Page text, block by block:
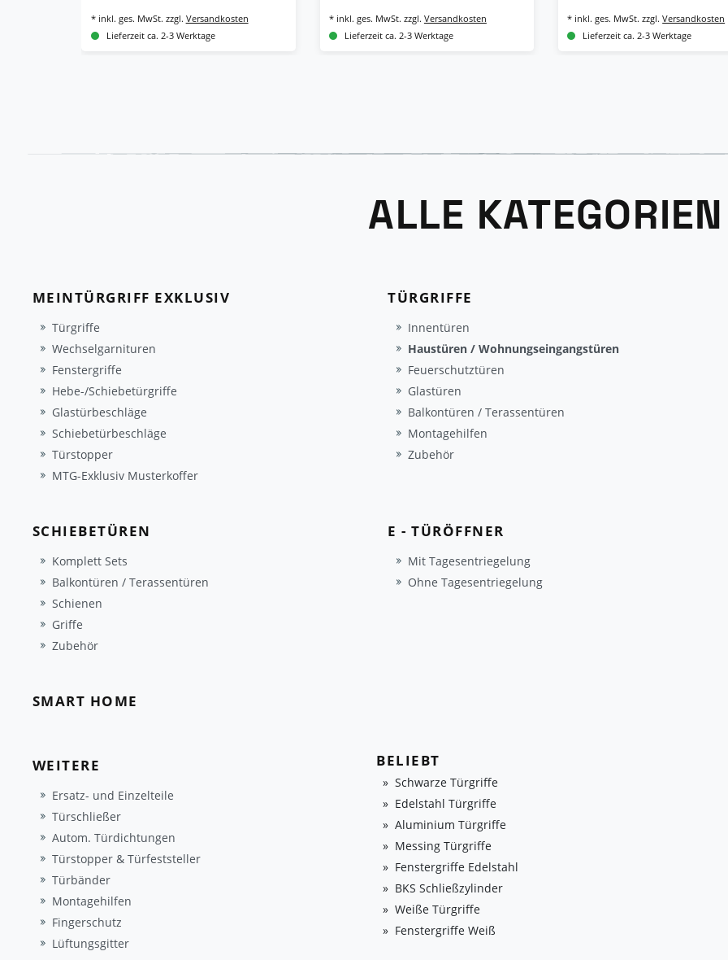
* inkl. ges. MwSt. zzgl. Versandkosten
Lieferzeit ca. 2-3 Werktage
* inkl. ges. MwSt. zzgl. Versandkosten
Lieferzeit ca. 2-3 Werktage
* inkl. ges. MwSt. zzgl.Versandkosten
Lieferzeit ca. 2-3 Werktage
ALLE KATEGORIEN
MEINTÜRGRIFF EXKLUSIV
Türgriffe
Wechselgarnituren
Fenstergriffe
Hebe-/Schiebetürgriffe
Glastürbeschläge
Schiebetürbeschläge
Türstopper
MTG-Exklusiv Musterkoffer
TÜRGRIFFE
Innentüren
Haustüren / Wohnungseingangstüren
Feuerschutztüren
Glastüren
Balkontüren / Terassentüren
Montagehilfen
Zubehör
SCHIEBETÜREN
Komplett Sets
Balkontüren / Terassentüren
Schienen
Griffe
Zubehör
E - TÜRÖFFNER
Mit Tagesentriegelung
Ohne Tagesentriegelung
SMART HOME
WEITERE
Ersatz- und Einzelteile
Türschließer
Autom. Türdichtungen
Türstopper & Türfeststeller
Türbänder
Montagehilfen
Fingerschutz
Lüftungsgitter
BELIEBT
Schwarze Türgriffe
Edelstahl Türgriffe
Aluminium Türgriffe
Messing Türgriffe
Fenstergriffe Edelstahl
BKS Schließzylinder
Weiße Türgriffe
Fenstergriffe Weiß